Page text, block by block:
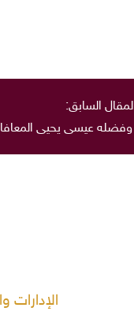
السابق:
وفضله عيسى يحيى
الإدارات